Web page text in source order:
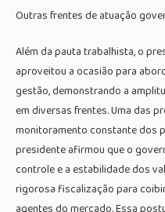
Outras frentes de atuação
Além da pauta trabalhista, o
aproveitou a ocasião para
gestão, demonstrando a
em diversas frentes. Uma das
monitoramento constante dos
presidente afirmou que o
controle e a estabilidade dos
rigorosa fiscalização para